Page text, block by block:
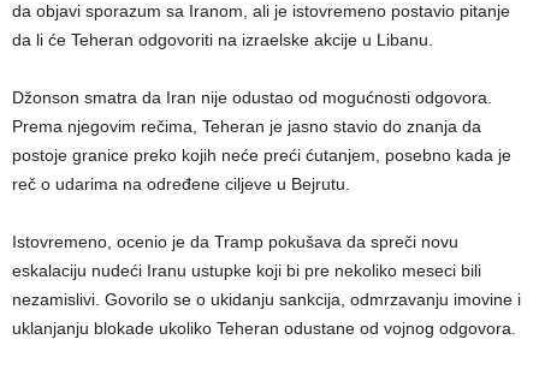
da objavi sporazum sa Iranom, ali je istovremeno postavio pitanje
da li će Teheran odgovoriti na izraelske akcije u Libanu.
Džonson smatra da Iran nije odustao od mogućnosti odgovora.
Prema njegovim rečima, Teheran je jasno stavio do znanja da
postoje granice preko kojih neće preći ćutanjem, posebno kada je
reč o udarima na određene ciljeve u Bejrutu.
Istovremeno, ocenio je da Tramp pokušava da spreči novu
eskalaciju nudeći Iranu ustupke koji bi pre nekoliko meseci bili
nezamislivi. Govorilo se o ukidanju sankcija, odmrzavanju imovine i
uklanjanju blokade ukoliko Teheran odustane od vojnog odgovora.